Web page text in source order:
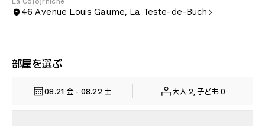
46 Avenue Louis Gaume, La Teste-de-Buch
部屋を選ぶ
08.21 金 - 08.22 土 大人 2, 子ども 0